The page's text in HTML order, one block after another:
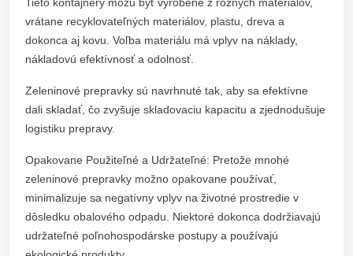
vrátane recyklovateľných materiálov, plastu, dreva a
dokonca aj kovu. Voľba materiálu má vplyv na náklady,
nákladovú efektívnosť a odolnosť.
Zeleninové prepravky sú navrhnuté tak, aby sa efektívne
dali skladať, čo zvyšuje skladovaciu kapacitu a zjednodušuje
logistiku prepravy.
Opakovane Použiteľné a Udržateľné: Pretože mnohé
zeleninové prepravky možno opakovane používať,
minimalizuje sa negatívny vplyv na životné prostredie v
dôsledku obalového odpadu. Niektoré dokonca dodržiavajú
udržateľné poľnohospodárske postupy a používajú